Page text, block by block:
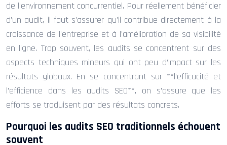
de l’environnement concurrentiel. Pour réellement bénéficier
d’un audit, il faut s’assurer qu’il contribue directement à la
croissance de l’entreprise et à l’amélioration de sa visibilité
en ligne. Trop souvent, les audits se concentrent sur des
aspects techniques mineurs qui ont peu d’impact sur les
résultats globaux. En se concentrant sur **l’efficacité et
l’efficience dans les audits SEO**, on s’assure que les
efforts se traduisent par des résultats concrets.
Pourquoi les audits SEO traditionnels échouent
souvent